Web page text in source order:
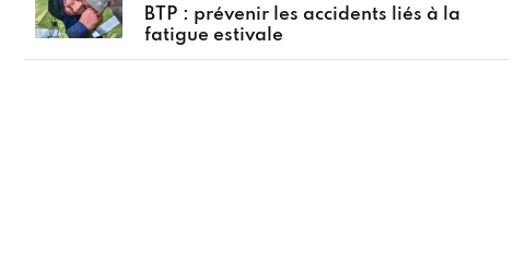
BTP : prévenir les accidents liés à la
fatigue estivale